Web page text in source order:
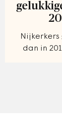
Nijkerkers
dan in